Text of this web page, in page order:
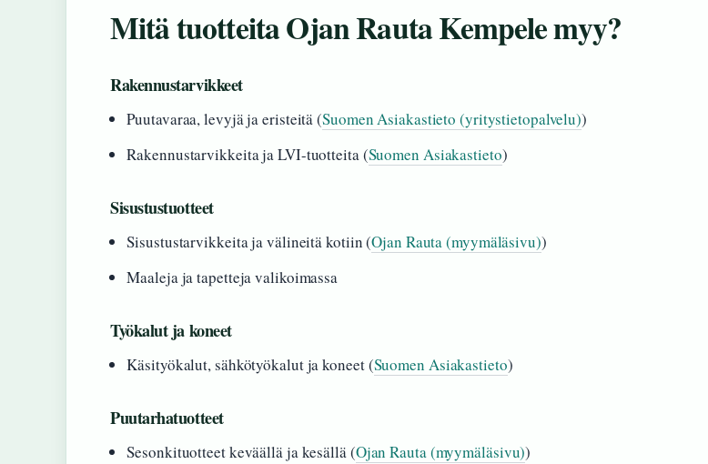
Mitä tuotteita Ojan Rauta Kempele myy?
Rakennustarvikkeet
Puutavaraa, levyjä ja eristeitä (Suomen Asiakastieto (yritystietopalvelu))
Rakennustarvikkeita ja LVI-tuotteita (Suomen Asiakastieto)
Sisustustuotteet
Sisustustarvikkeita ja välineitä kotiin (Ojan Rauta (myymäläsivu))
Maaleja ja tapetteja valikoimassa
Työkalut ja koneet
Käsityökalut, sähkötyökalut ja koneet (Suomen Asiakastieto)
Puutarhatuotteet
Sesonkituotteet keväällä ja kesällä (Ojan Rauta (myymäläsivu))